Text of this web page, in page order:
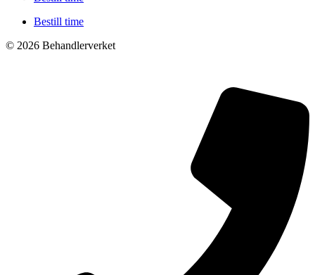
Bestill time
© 2026 Behandlerverket